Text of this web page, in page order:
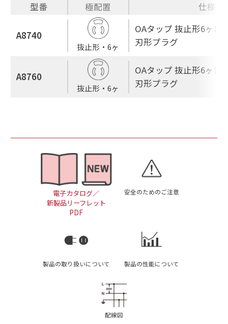
型番 極配置 仕様
A8740
抜止形・6ヶ
OAタップ 抜止形6ヶ口
刃形プラグ
A8760
抜止形・6ヶ
OAタップ 抜止形6ヶ口
刃形プラグ
電子カタログ／
新製品リーフレット
PDF
安全のためのご注意
製品の取り扱いについて 製品の性能について
配線図